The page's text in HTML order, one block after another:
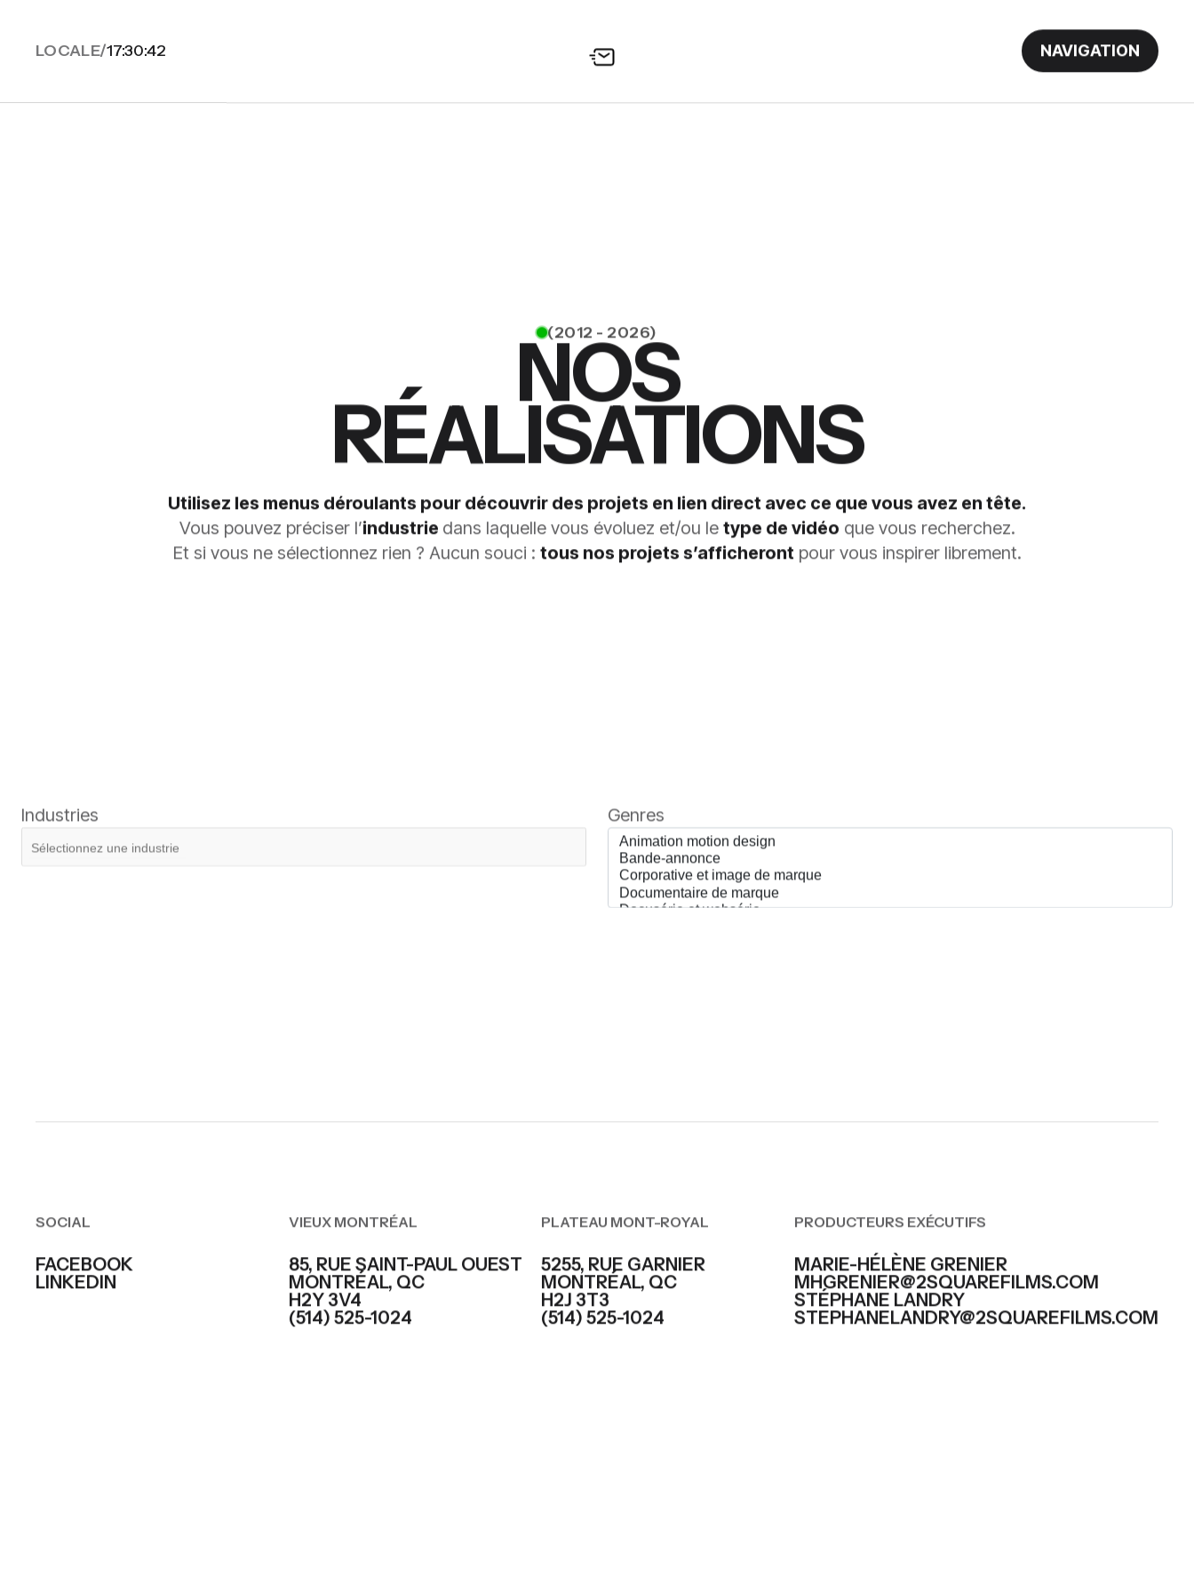
LOCALE/17:30:42 NAVIGATION
(2012 - 2026)
NOS
RÉALISATIONS
Utilisez les menus déroulants pour découvrir des projets en lien direct avec ce que vous avez en tête.
Vous pouvez préciser l’industrie dans laquelle vous évoluez et/ou le type de vidéo que vous recherchez.
Et si vous ne sélectionnez rien ? Aucun souci : tous nos projets s’afficheront pour vous inspirer librement.
Industries Genres
SOCIAL
FACEBOOK
LINKEDIN
VIEUX MONTRÉAL
85, RUE SAINT-PAUL OUEST
MONTRÉAL, QC
H2Y 3V4
(514) 525-1024
PLATEAU MONT-ROYAL
5255, RUE GARNIER
MONTRÉAL, QC
H2J 3T3
(514) 525-1024
PRODUCTEURS EXÉCUTIFS
MARIE-HÉLÈNE GRENIER
MHGRENIER@2SQUAREFILMS.COM
STÉPHANE LANDRY
STEPHANELANDRY@2SQUAREFILMS.COM